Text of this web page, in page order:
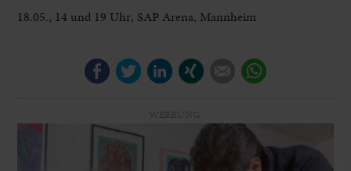
18.05., 14 und 19 Uhr, SAP Arena, Mannheim
FacebookTwitterLinkedIn E-mail